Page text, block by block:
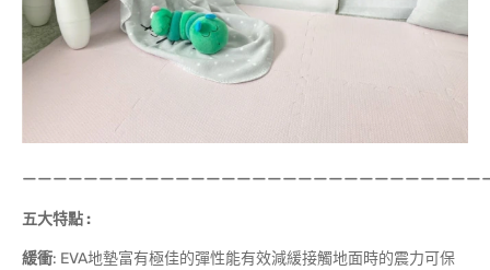
五大特點 :
緩衝: EVA地墊富有極佳的彈性能有效減緩接觸地面時的震力可保